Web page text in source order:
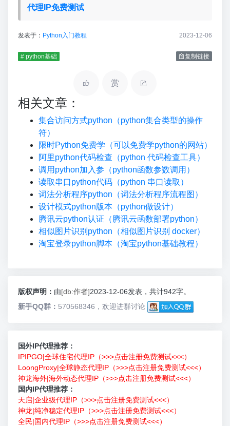
代理IP免费测试
发表于： Python入门教程 2023-12-06
# python基础 复制链接
赏
相关文章：
集合访问方式python（python集合类型的操作
符）
限时Python免费学（可以免费学python的网站）
阿里python代码检查（python 代码检查工具）
调用python加入参（python函数参数调用）
读取串口python代码（python 串口读取）
词法分析程序python（词法分析程序流程图）
设计模式python版本（python做设计）
腾讯云python认证（腾讯云函数部署python）
相似图片识别python（相似图片识别 docker）
淘宝登录python脚本（淘宝python基础教程）
版权声明： 由[db:作者]2023-12-06发表，共计942字。
新手QQ群： 570568346，欢迎进群讨论
国外IP代理推荐：
IPIPGO|全球住宅代理IP（>>>点击注册免费测试<<<）
LoongProxy|全球静态代理IP（>>>点击注册免费测试<<<）
神龙海外|海外动态代理IP（>>>点击注册免费测试<<<）
国内IP代理推荐：
天启|企业级代理IP（>>>点击注册免费测试<<<）
神龙|纯净稳定代理IP（>>>点击注册免费测试<<<）
全民|国内代理IP（>>>点击注册免费测试<<<）